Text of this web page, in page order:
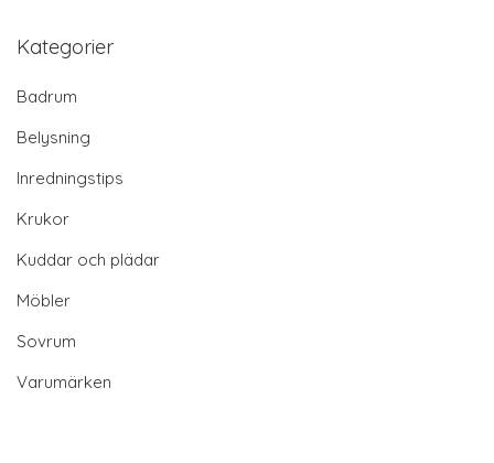
Kategorier
Badrum
Belysning
Inredningstips
Krukor
Kuddar och plädar
Möbler
Sovrum
Varumärken